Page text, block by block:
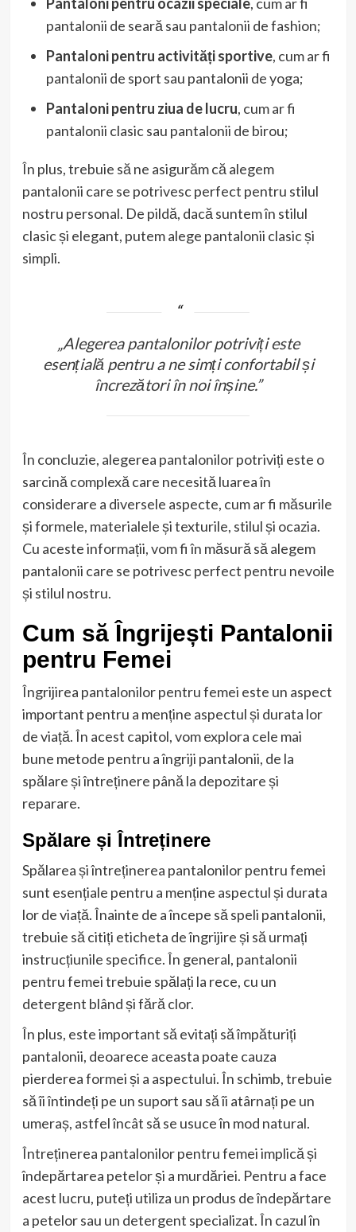
pantalonii de seară sau pantalonii de fashion;
Pantaloni pentru activități sportive, cum ar fi
pantalonii de sport sau pantalonii de yoga;
Pantaloni pentru ziua de lucru, cum ar fi
pantalonii clasic sau pantalonii de birou;
În plus, trebuie să ne asigurăm că alegem
pantalonii care se potrivesc perfect pentru stilul
nostru personal. De pildă, dacă suntem în stilul
clasic și elegant, putem alege pantalonii clasic și
simpli.
„Alegerea pantalonilor potriviți este
esențială pentru a ne simți confortabil și
încrezători în noi înșine.”
În concluzie, alegerea pantalonilor potriviți este o
sarcină complexă care necesită luarea în
considerare a diversele aspecte, cum ar fi măsurile
și formele, materialele și texturile, stilul și ocazia.
Cu aceste informații, vom fi în măsură să alegem
pantalonii care se potrivesc perfect pentru nevoile
și stilul nostru.
Cum să Îngrijești Pantalonii
pentru Femei
Îngrijirea pantalonilor pentru femei este un aspect
important pentru a menține aspectul și durata lor
de viață. În acest capitol, vom explora cele mai
bune metode pentru a îngriji pantalonii, de la
spălare și întreținere până la depozitare și
reparare.
Spălare și Întreținere
Spălarea și întreținerea pantalonilor pentru femei
sunt esențiale pentru a menține aspectul și durata
lor de viață. Înainte de a începe să speli pantalonii,
trebuie să citiți eticheta de îngrijire și să urmați
instrucțiunile specifice. În general, pantalonii
pentru femei trebuie spălați la rece, cu un
detergent blând și fără clor.
În plus, este important să evitați să împăturiți
pantalonii, deoarece aceasta poate cauza
pierderea formei și a aspectului. În schimb, trebuie
să îi întindeți pe un suport sau să îi atârnați pe un
umeraș, astfel încât să se usuce în mod natural.
Întreținerea pantalonilor pentru femei implică și
îndepărtarea petelor și a murdăriei. Pentru a face
acest lucru, puteți utiliza un produs de îndepărtare
a petelor sau un detergent specializat. În cazul în